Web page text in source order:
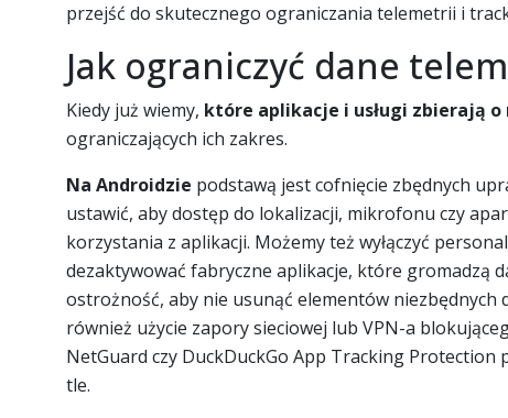
przejść do skutecznego ograniczania telemetrii i
Jak ograniczyć dane
Kiedy już wiemy, które aplikacje i usługi zbierają
ograniczających ich zakres.
Na Androidzie podstawą jest cofnięcie zbędnych
ustawić, aby dostęp do lokalizacji, mikrofonu czy
korzystania z aplikacji. Możemy też wyłączyć
dezaktywować fabryczne aplikacje, które gromadzą
ostrożność, aby nie usunąć elementów niezbędnych
również użycie zapory sieciowej lub VPN-a
NetGuard czy DuckDuckGo App Tracking Protection
tle.